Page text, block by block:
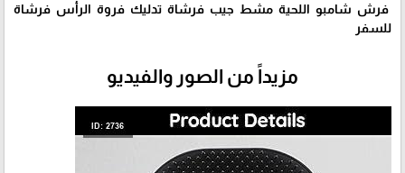
فرش شامبو اللحية مشط جيب فرشاة تدليك فروة الرأس فرشاة
للسفر
مزيداً من الصور والفيديو